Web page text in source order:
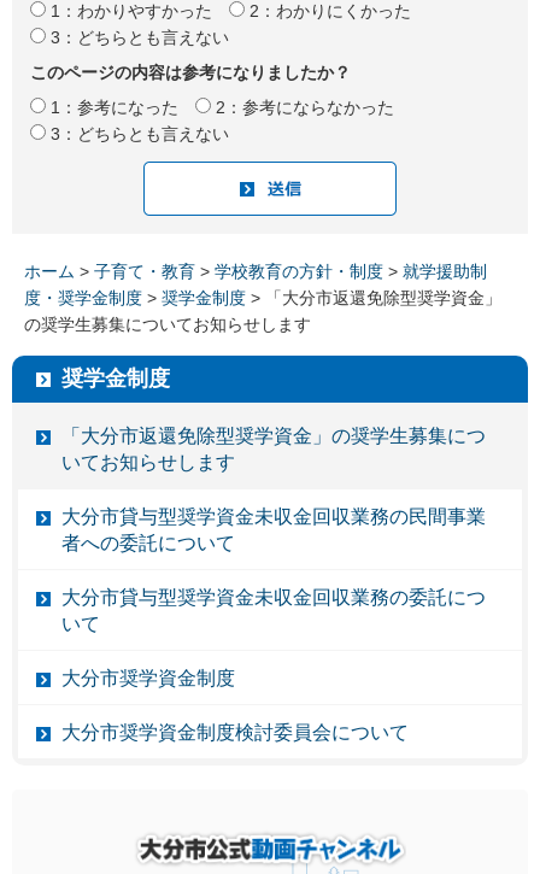
1：わかりやすかった
2：わかりにくかった
3：どちらとも言えない
このページの内容は参考になりましたか？
1：参考になった
2：参考にならなかった
3：どちらとも言えない
ホーム > 子育て・教育 > 学校教育の方針・制度 > 就学援助制
度・奨学金制度 > 奨学金制度 > 「大分市返還免除型奨学資金」
の奨学生募集についてお知らせします
奨学金制度
「大分市返還免除型奨学資金」の奨学生募集につ
いてお知らせします
大分市貸与型奨学資金未収金回収業務の民間事業
者への委託について
大分市貸与型奨学資金未収金回収業務の委託につ
いて
大分市奨学資金制度
大分市奨学資金制度検討委員会について